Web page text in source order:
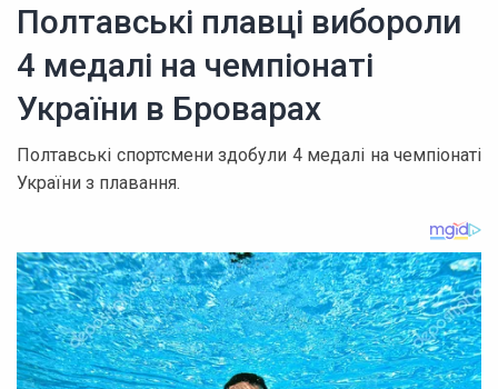
Полтавські плавці вибороли
4 медалі на чемпіонаті
України в Броварах
Полтавські спортсмени здобули 4 медалі на чемпіонаті
України з плавання.